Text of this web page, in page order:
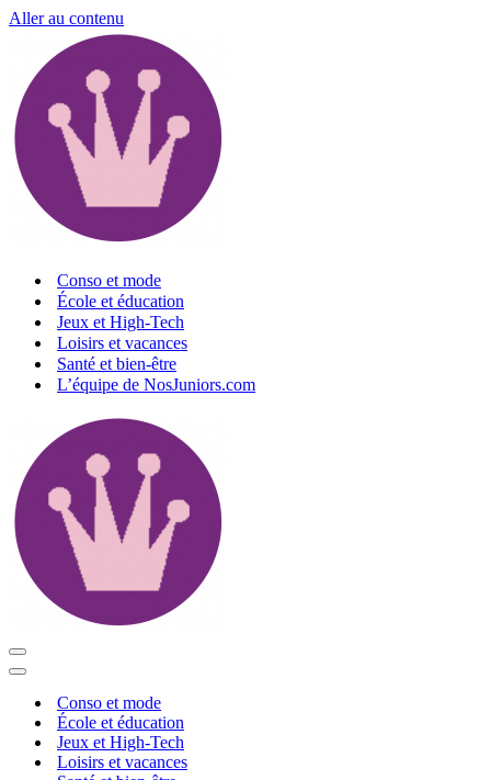
Aller au contenu
Conso et mode
École et éducation
Jeux et High-Tech
Loisirs et vacances
Santé et bien-être
L’équipe de NosJuniors.com
Menu
de
Menu
navigationConso et mode
École et éducation
Jeux et High-Tech
Loisirs et vacances